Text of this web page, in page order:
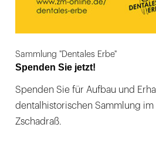
Sammlung "Dentales Erbe"
Spenden Sie jetzt!
Spenden Sie für Aufbau und
dentalhistorischen Sammlung im
Zschadraß.